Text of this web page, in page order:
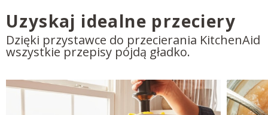
Uzyskaj idealne przeciery
Dzięki przystawce do przecierania KitchenAid
wszystkie przepisy pójdą gładko.